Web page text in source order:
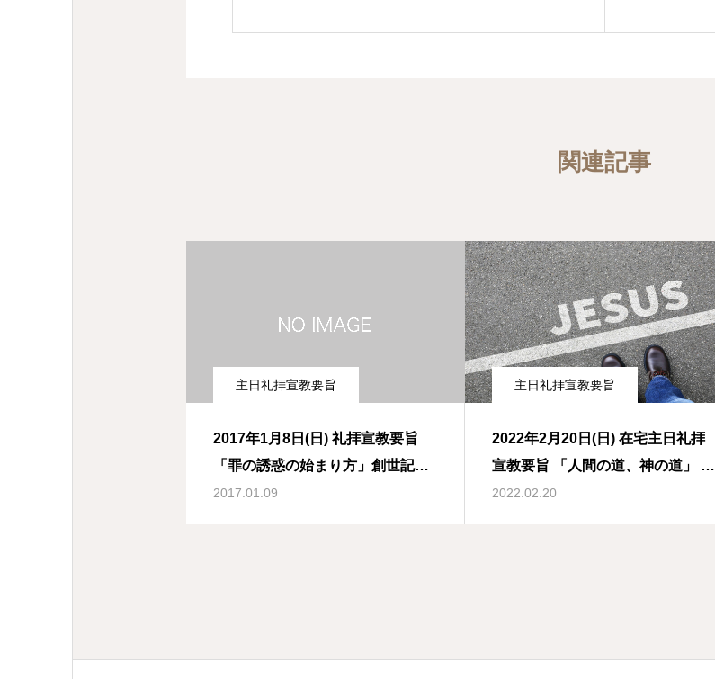
関連記事
主日礼拝宣教要旨
2017年1月8日(日) 礼拝宣教要旨
「罪の誘惑の始まり方」創世記第3
章4-7節
2017.01.09
主日礼拝宣教要旨
2022年2月20日(日) 在宅主日礼拝
宣教要旨 「人間の道、神の道」 ヨ
ハネによる福音書14章1-6節
2022.02.20